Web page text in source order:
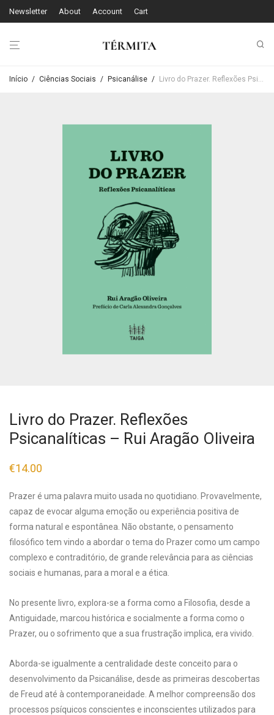
Newsletter About Account Cart
Início / Ciências Sociais / Psicanálise / Livro do Prazer. Reflexões Psicanalíticas – Rui Aragão Oliveira
Livro do Prazer. Reflexões
Psicanalíticas – Rui Aragão Oliveira
€14.00
Prazer é uma palavra muito usada no quotidiano. Provavelmente,
capaz de evocar alguma emoção ou experiência positiva de
forma natural e espontânea. Não obstante, o pensamento
filosófico tem vindo a abordar o tema do Prazer como um campo
complexo e contraditório, de grande relevância para as ciências
sociais e humanas, para a moral e a ética.
No presente livro, explora-se a forma como a Filosofia, desde a
Antiguidade, marcou histórica e socialmente a forma como o
Prazer, ou o sofrimento que a sua frustração implica, era vivido.
Aborda-se igualmente a centralidade deste conceito para o
desenvolvimento da Psicanálise, desde as primeiras descobertas
de Freud até à contemporaneidade. A melhor compreensão dos
processos psíquicos conscientes e inconscientes utilizados para